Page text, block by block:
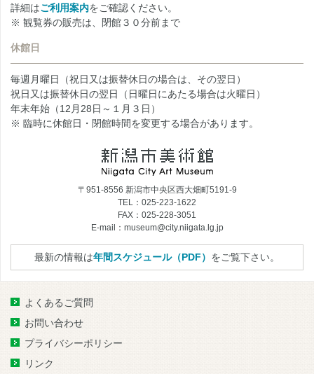
詳細はご利用案内をご確認ください。
※ 観覧券の販売は、閉館３０分前まで
休館日
毎週月曜日（祝日又は振替休日の場合は、その翌日）
祝日又は振替休日の翌日（日曜日にあたる場合は火曜日）
年末年始（12月28日～１月３日）
※ 臨時に休館日・閉館時間を変更する場合があります。
〒951-8556 新潟市中央区西大畑町5191-9
TEL：025-223-1622
FAX：025-228-3051
E-mail：museum@city.niigata.lg.jp
最新の情報は年間スケジュール（PDF） をご覧下さい。
よくあるご質問
お問い合わせ
プライバシーポリシー
リンク